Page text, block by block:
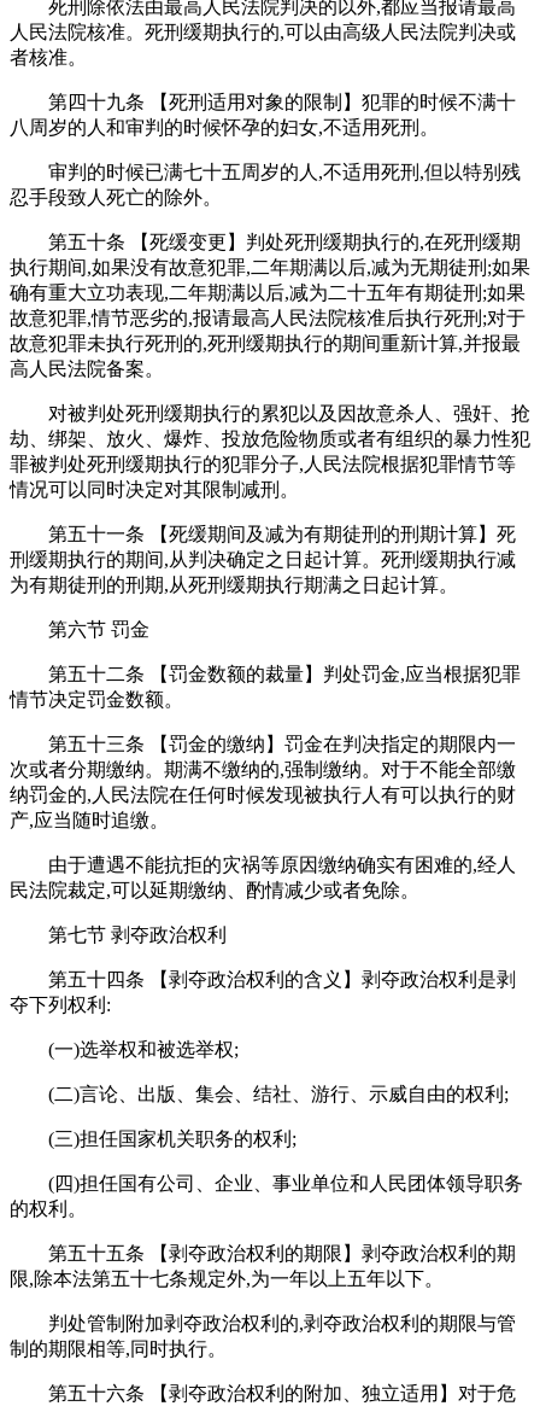
死刑除依法由最高人民法院判决的以外,都应当报请最高
人民法院核准。死刑缓期执行的,可以由高级人民法院判决或
者核准。
第四十九条 【死刑适用对象的限制】犯罪的时候不满十
八周岁的人和审判的时候怀孕的妇女,不适用死刑。
审判的时候已满七十五周岁的人,不适用死刑,但以特别残
忍手段致人死亡的除外。
第五十条 【死缓变更】判处死刑缓期执行的,在死刑缓期
执行期间,如果没有故意犯罪,二年期满以后,减为无期徒刑;如果
确有重大立功表现,二年期满以后,减为二十五年有期徒刑;如果
故意犯罪,情节恶劣的,报请最高人民法院核准后执行死刑;对于
故意犯罪未执行死刑的,死刑缓期执行的期间重新计算,并报最
高人民法院备案。
对被判处死刑缓期执行的累犯以及因故意杀人、强奸、抢
劫、绑架、放火、爆炸、投放危险物质或者有组织的暴力性犯
罪被判处死刑缓期执行的犯罪分子,人民法院根据犯罪情节等
情况可以同时决定对其限制减刑。
第五十一条 【死缓期间及减为有期徒刑的刑期计算】死
刑缓期执行的期间,从判决确定之日起计算。死刑缓期执行减
为有期徒刑的刑期,从死刑缓期执行期满之日起计算。
第六节 罚金
第五十二条 【罚金数额的裁量】判处罚金,应当根据犯罪
情节决定罚金数额。
第五十三条 【罚金的缴纳】罚金在判决指定的期限内一
次或者分期缴纳。期满不缴纳的,强制缴纳。对于不能全部缴
纳罚金的,人民法院在任何时候发现被执行人有可以执行的财
产,应当随时追缴。
由于遭遇不能抗拒的灾祸等原因缴纳确实有困难的,经人
民法院裁定,可以延期缴纳、酌情减少或者免除。
第七节 剥夺政治权利
第五十四条 【剥夺政治权利的含义】剥夺政治权利是剥
夺下列权利:
(一)选举权和被选举权;
(二)言论、出版、集会、结社、游行、示威自由的权利;
(三)担任国家机关职务的权利;
(四)担任国有公司、企业、事业单位和人民团体领导职务
的权利。
第五十五条 【剥夺政治权利的期限】剥夺政治权利的期
限,除本法第五十七条规定外,为一年以上五年以下。
判处管制附加剥夺政治权利的,剥夺政治权利的期限与管
制的期限相等,同时执行。
第五十六条 【剥夺政治权利的附加、独立适用】对于危